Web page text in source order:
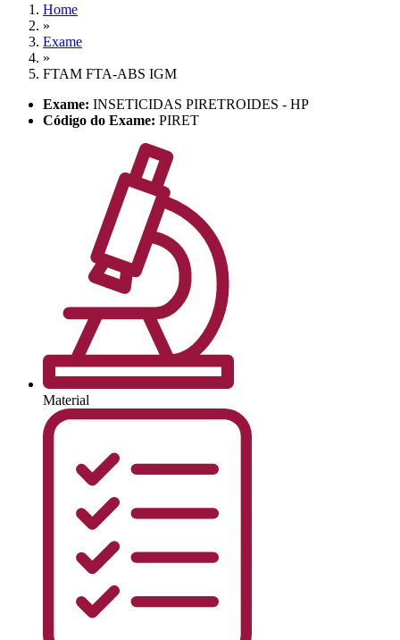
Home
»
Exame
»
FTAM FTA-ABS IGM
Exame: INSETICIDAS PIRETROIDES - HP
Código do Exame: PIRET
Material